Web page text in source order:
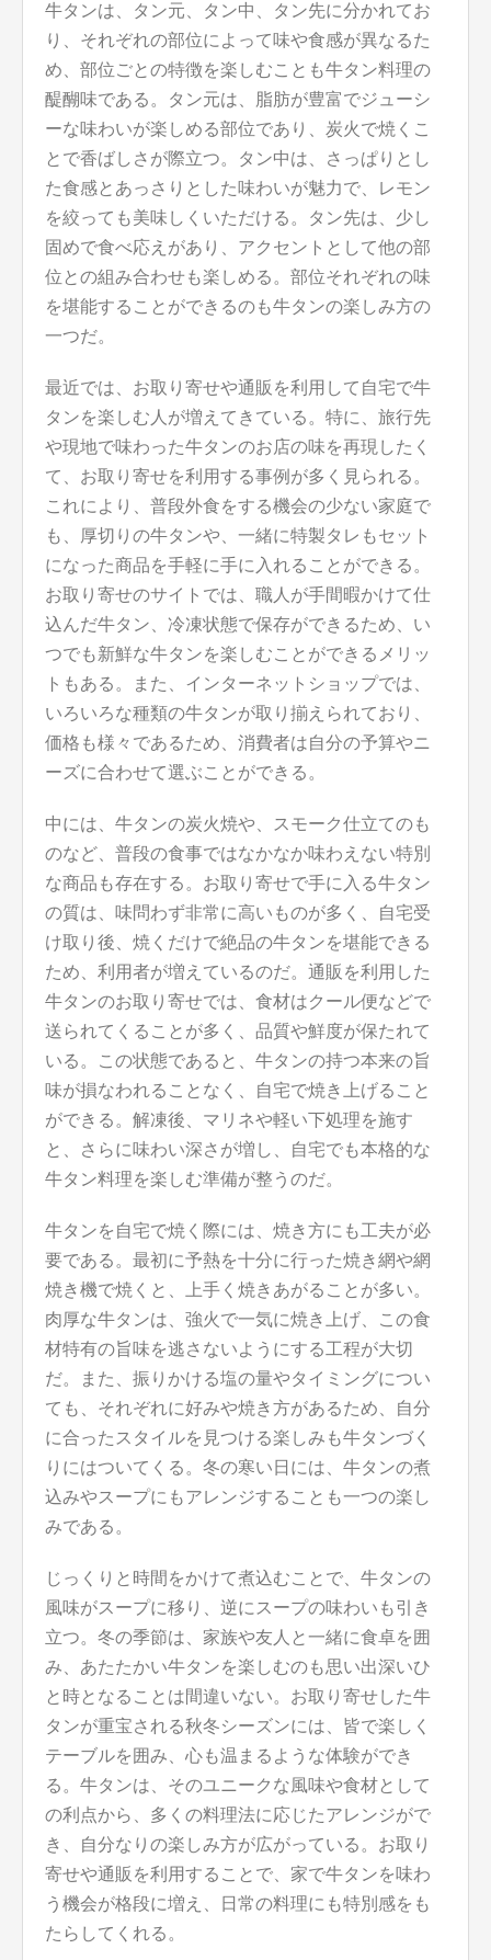
牛タンは、タン元、タン中、タン先に分かれてお
り、それぞれの部位によって味や食感が異なるた
め、部位ごとの特徴を楽しむことも牛タン料理の
醍醐味である。タン元は、脂肪が豊富でジューシ
ーな味わいが楽しめる部位であり、炭火で焼くこ
とで香ばしさが際立つ。タン中は、さっぱりとし
た食感とあっさりとした味わいが魅力で、レモン
を絞っても美味しくいただける。タン先は、少し
固めで食べ応えがあり、アクセントとして他の部
位との組み合わせも楽しめる。部位それぞれの味
を堪能することができるのも牛タンの楽しみ方の
一つだ。
最近では、お取り寄せや通販を利用して自宅で牛
タンを楽しむ人が増えてきている。特に、旅行先
や現地で味わった牛タンのお店の味を再現したく
て、お取り寄せを利用する事例が多く見られる。
これにより、普段外食をする機会の少ない家庭で
も、厚切りの牛タンや、一緒に特製タレもセット
になった商品を手軽に手に入れることができる。
お取り寄せのサイトでは、職人が手間暇かけて仕
込んだ牛タン、冷凍状態で保存ができるため、い
つでも新鮮な牛タンを楽しむことができるメリッ
トもある。また、インターネットショップでは、
いろいろな種類の牛タンが取り揃えられており、
価格も様々であるため、消費者は自分の予算やニ
ーズに合わせて選ぶことができる。
中には、牛タンの炭火焼や、スモーク仕立てのも
のなど、普段の食事ではなかなか味わえない特別
な商品も存在する。お取り寄せで手に入る牛タン
の質は、味問わず非常に高いものが多く、自宅受
け取り後、焼くだけで絶品の牛タンを堪能できる
ため、利用者が増えているのだ。通販を利用した
牛タンのお取り寄せでは、食材はクール便などで
送られてくることが多く、品質や鮮度が保たれて
いる。この状態であると、牛タンの持つ本来の旨
味が損なわれることなく、自宅で焼き上げること
ができる。解凍後、マリネや軽い下処理を施す
と、さらに味わい深さが増し、自宅でも本格的な
牛タン料理を楽しむ準備が整うのだ。
牛タンを自宅で焼く際には、焼き方にも工夫が必
要である。最初に予熱を十分に行った焼き網や網
焼き機で焼くと、上手く焼きあがることが多い。
肉厚な牛タンは、強火で一気に焼き上げ、この食
材特有の旨味を逃さないようにする工程が大切
だ。また、振りかける塩の量やタイミングについ
ても、それぞれに好みや焼き方があるため、自分
に合ったスタイルを見つける楽しみも牛タンづく
りにはついてくる。冬の寒い日には、牛タンの煮
込みやスープにもアレンジすることも一つの楽し
みである。
じっくりと時間をかけて煮込むことで、牛タンの
風味がスープに移り、逆にスープの味わいも引き
立つ。冬の季節は、家族や友人と一緒に食卓を囲
み、あたたかい牛タンを楽しむのも思い出深いひ
と時となることは間違いない。お取り寄せした牛
タンが重宝される秋冬シーズンには、皆で楽しく
テーブルを囲み、心も温まるような体験ができ
る。牛タンは、そのユニークな風味や食材として
の利点から、多くの料理法に応じたアレンジがで
き、自分なりの楽しみ方が広がっている。お取り
寄せや通販を利用することで、家で牛タンを味わ
う機会が格段に増え、日常の料理にも特別感をも
たらしてくれる。